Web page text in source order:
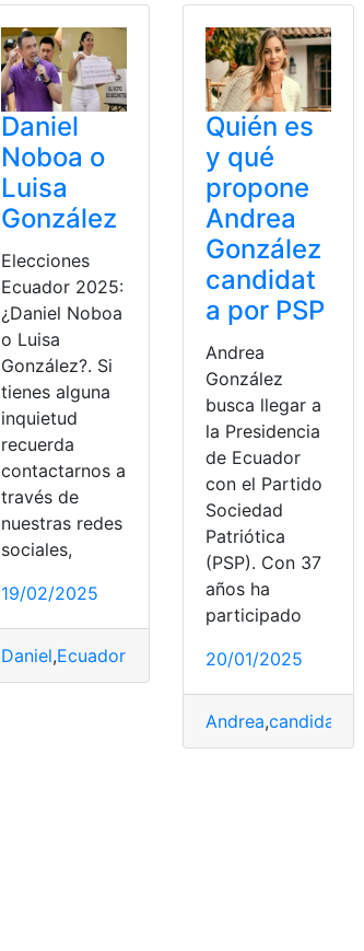
Daniel
Noboa o
Luisa
González
Elecciones
Ecuador 2025:
¿Daniel Noboa
o Luisa
González?. Si
tienes alguna
inquietud
recuerda
contactarnos a
través de
nuestras redes
sociales,
19/02/2025
Daniel,Ecuador González,Luisa,Noboa
Quién es
y qué
propone
Andrea
González
candidat
a por PSP
Andrea
González
busca llegar a
la Presidencia
de Ecuador
con el Partido
Sociedad
Patriótica
(PSP). Con 37
años ha
participado
20/01/2025
Andrea,candidata